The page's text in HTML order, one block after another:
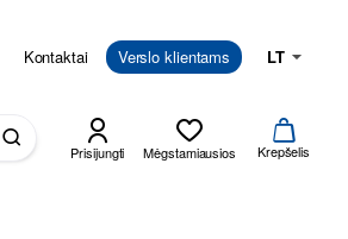
Kontaktai Verslo klientams LT
Prisijungti Mėgstamiausios Krepšelis